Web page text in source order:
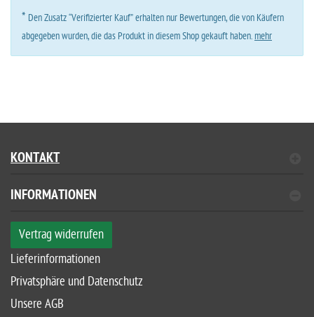
* Den Zusatz “Verifizierter Kauf” erhalten nur Bewertungen, die von Käufern
abgegeben wurden, die das Produkt in diesem Shop gekauft haben.mehr
KONTAKT
INFORMATIONEN
Vertrag widerrufen
Lieferinformationen
Privatsphäre und Datenschutz
Unsere AGB